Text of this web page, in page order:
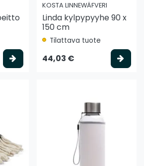
Valitse vaihtoehto
KOSTA LINNEWÄFVERI
Linda kylpypyyhe 90 x
150 cm
Tilattava tuote
44,03 €